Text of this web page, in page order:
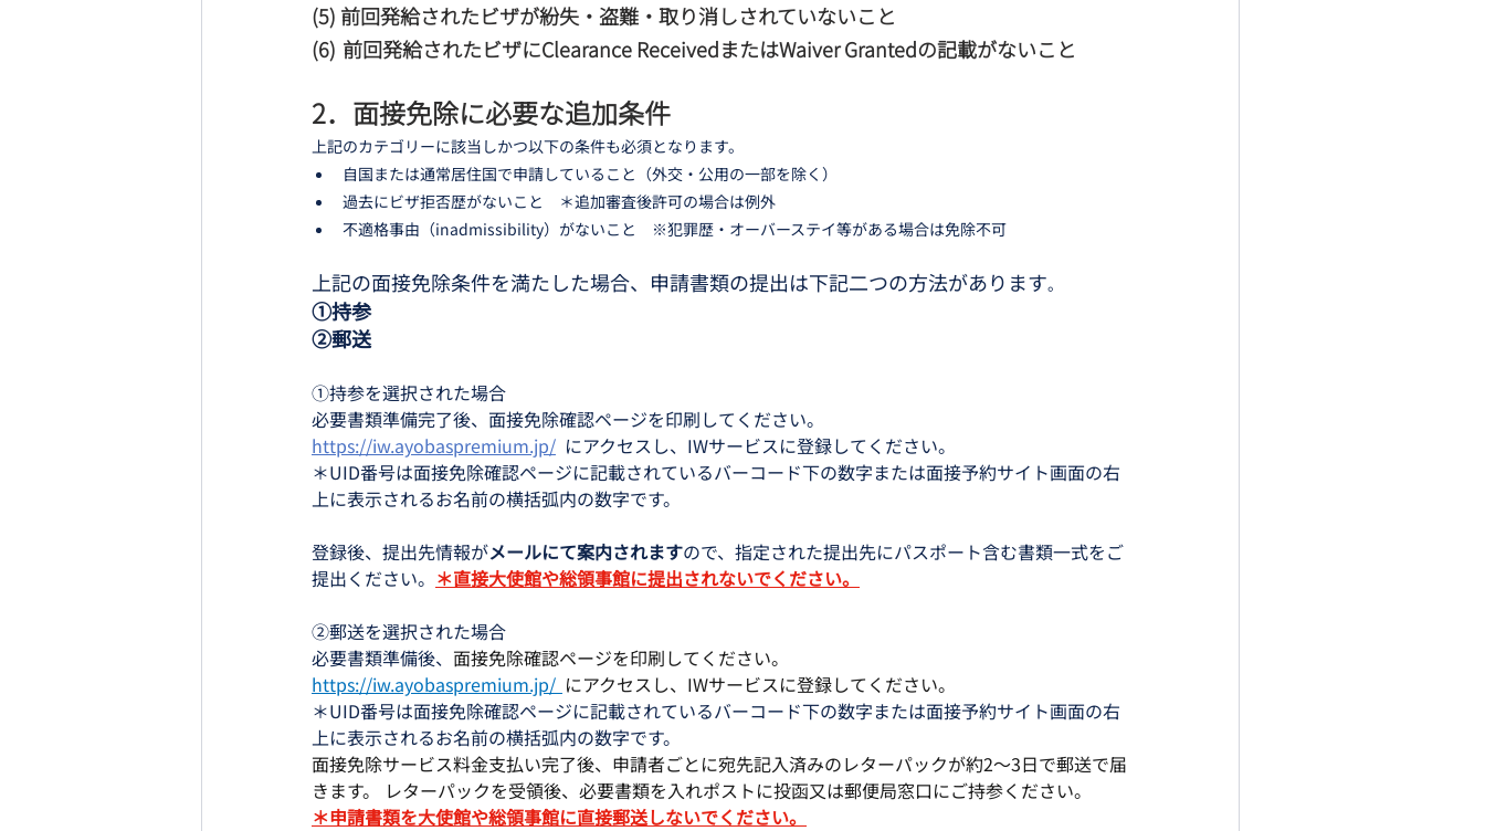
(5) 前回発給されたビザが紛失・盗難・取り消しされていないこと
(6)  前回発給されたビザにClearance ReceivedまたはWaiver Grantedの記載がないこと
2．面接免除に必要な追加条件
上記のカテゴリーに該当しかつ以下の条件も必須となります。
自国または通常居住国で申請していること（外交・公用の一部を除く）
過去にビザ拒否歴がないこと　＊追加審査後許可の場合は例外
不適格事由（inadmissibility）がないこと　※犯罪歴・オーバーステイ等がある場合は免除不可
上記の面接免除条件を満たした場合、申請書類の提出は下記二つの方法があります。
①持参
②郵送
①持参を選択された場合
必要書類準備完了後、面接免除確認ページを印刷してください。
https://iw.ayobaspremium.jp/
  にアクセスし、IWサービスに登録してください。
＊UID番号は面接免除確認ページに記載されているバーコード下の数字または面接予約サイト画面の右
上に表示されるお名前の横括弧内の数字です。
登録後、提出先情報がメールにて案内されますので、指定された提出先にパスポート含む書類一式をご
提出ください。 ＊直接大使館や総領事館に提出されないでください。
②郵送を選択された場合
必要書類準備後、 面接免除確認ページを印刷してください。
https://iw.ayobaspremium.jp/ にアクセスし、IWサービスに登録してください。
＊UID番号は面接免除確認ページに記載されているバーコード下の数字または面接予約サイト画面の右
上に表示されるお名前の横括弧内の数字です。
面接免除サービス料金支払い完了後、申請者ごとに宛先記入済みのレターパックが約2～3日で郵送で届
きます。 レターパックを受領後、必要書類を入れポストに投函又は郵便局窓口にご持参ください。
＊申請書類を大使館や総領事館に直接郵送しないでください。